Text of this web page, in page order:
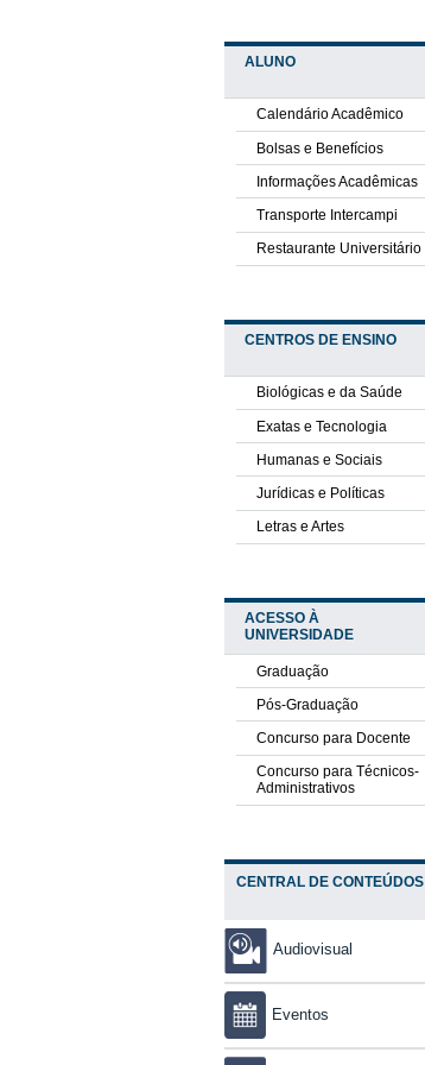
ALUNO
Calendário Acadêmico
Bolsas e Benefícios
Informações Acadêmicas
Transporte Intercampi
Restaurante Universitário
CENTROS DE ENSINO
Biológicas e da Saúde
Exatas e Tecnologia
Humanas e Sociais
Jurídicas e Políticas
Letras e Artes
ACESSO À
UNIVERSIDADE
Graduação
Pós-Graduação
Concurso para Docente
Concurso para Técnicos-
Administrativos
CENTRAL DE CONTEÚDOS
Audiovisual
Eventos